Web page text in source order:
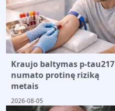
Kraujo baltymas p-tau217
numato protinę riziką
metais
2026-08-05